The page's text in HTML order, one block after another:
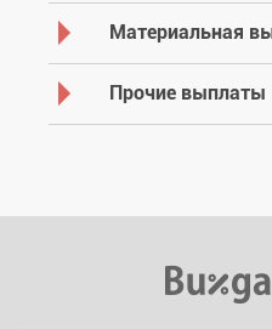
Материальная
Прочие выплаты